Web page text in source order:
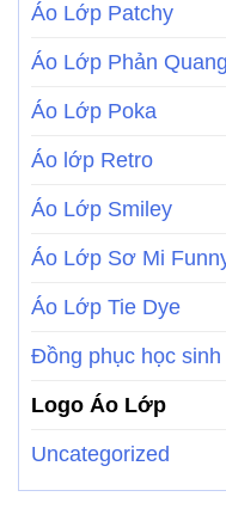
Áo Lớp Patchy
Áo Lớp Phản Quang
Áo Lớp Poka
Áo lớp Retro
Áo Lớp Smiley
Áo Lớp Sơ Mi
Áo Lớp Tie Dye
Đồng phục học sinh
Logo Áo Lớp
Uncategorized